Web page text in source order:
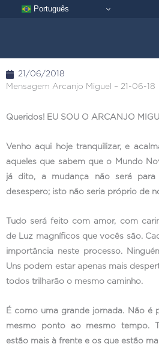
Português
21/06/2018
Mensagem Arcanjo Miguel – 21-06-18
Queridos! EU SOU O ARCANJO
Venho aqui hoje tranquilizar, e
aqueles que sabem que o Mundo
já dito, a mudança não será
desespero; isto não seria próprio de
Tudo será feito com amor, com
de Luz magníficos que vocês são.
importância neste processo.
Uns podem estar apenas mais
todos trilharão o mesmo caminho.
É como uma grande jornada. Não é
mesmo ponto ao mesmo tempo.
estão mais à frente e os que estão